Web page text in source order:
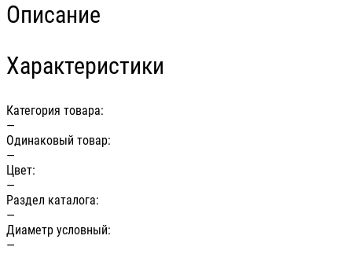
Описание
Характеристики
Категория товара:
—
Одинаковый товар:
—
Цвет:
—
Раздел каталога:
—
Диаметр условный:
—